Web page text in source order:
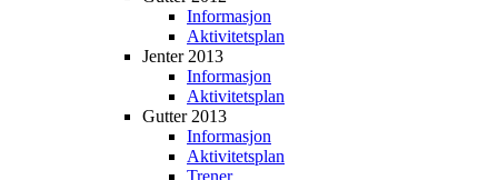
Informasjon
Aktivitetsplan
Jenter 2013
Informasjon
Aktivitetsplan
Gutter 2013
Informasjon
Aktivitetsplan